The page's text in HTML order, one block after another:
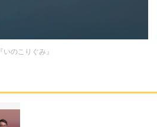
『いのこりぐみ』